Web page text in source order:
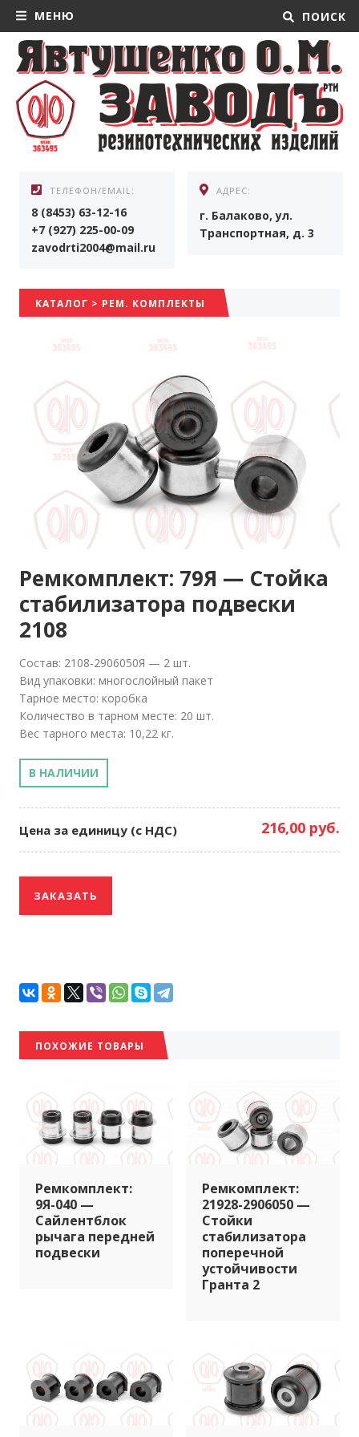
МЕНЮ ПОИСК
ТЕЛЕФОН/EMAIL:
8 (8453) 63-12-16
+7 (927) 225-00-09
zavodrti2004@mail.ru
АДРЕС:
г. Балаково, ул.
Транспортная, д. 3
КАТАЛОГ > РЕМ. КОМПЛЕКТЫ
Ремкомплект: 79Я — Стойка
стабилизатора подвески
2108
Состав: 2108-2906050Я — 2 шт.
Вид упаковки: многослойный пакет
Тарное место: коробка
Количество в тарном месте: 20 шт.
Вес тарного места: 10,22 кг.
В НАЛИЧИИ
Цена за единицу (с НДС) 216,00 руб.
ЗАКАЗАТЬ
ПОХОЖИЕ ТОВАРЫ
Ремкомплект:
9Я-040 —
Сайлентблок
рычага передней
подвески
Ремкомплект:
21928-2906050 —
Стойки
стабилизатора
поперечной
устойчивости
Гранта 2